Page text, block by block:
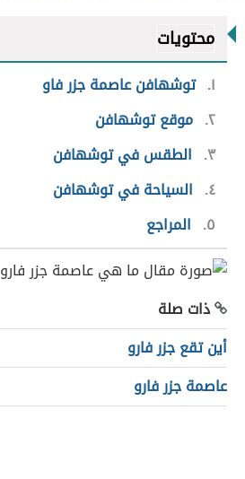
محتويات
١ توشهافن عاصمة جزر فاو
٢ موقع توشهافن
٣
الطقس في توشهافن
٤
السياحة في توشهافن
٥
المراجع
ذات صلة
أين تقع جزر فارو
عاصمة جزر فارو